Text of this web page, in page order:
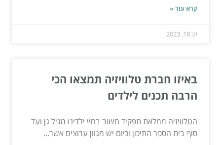
קרא עוד »
ינו 18, 2023
באיזו חברת טלוויזיה תמצאו הכי
הרבה תכנים לילדים
הטלוויזיה ממלאת תפקיד חשוב בחיי ילדינו מגיל גן ועד
סוף בית הספר התיכון וכיום יש מגוון ערוצים אשר...